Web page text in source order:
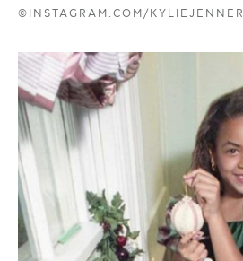
©INSTAGRAM.COM/KYLIEJENNER